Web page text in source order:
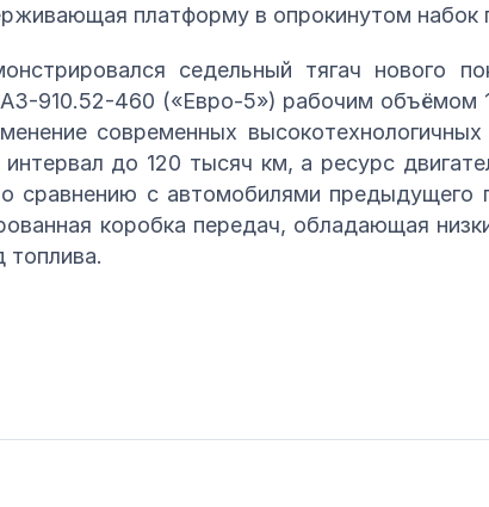
платформу в опрокинутом набок
седельный тягач нового
910.52-460 («Евро-5») рабочим
современных высокотехнологичных
до 120 тысяч км, а ресурс
сравнению с автомобилями предыдущего
коробка передач, обладающая
топлива.